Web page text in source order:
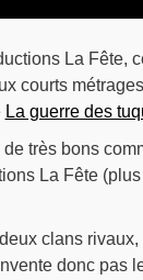
La Fête,
courts
La guerre des
très bons
La Fête
clans
donc pas